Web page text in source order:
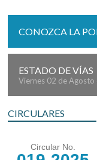
CONOZCA LA
ESTADO DE VÍAS
Viernes 02 de
CIRCULARES
Circular No.